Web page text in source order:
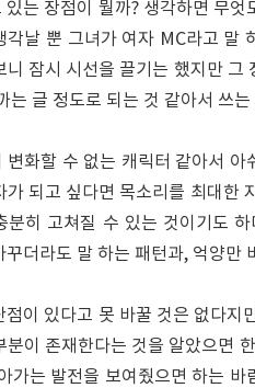
있는 장점이 뭘까? 생각하면 무
각날 뿐 그녀가 여자 MC라고 말
니 잠시 시선을 끌기는 했지만
는 글 정도로 되는 것 같아서 쓰
변화할 수 없는 캐릭터 같아서
가 되고 싶다면 목소리를 최대한
분히 고쳐질 수 있는 것이기도
꾸더라도 말 하는 패턴과, 억양만
점이 있다고 못 바꿀 것은 없다지
분이 존재한다는 것을 알았으면
가는 발전을 보여줬으면 하는